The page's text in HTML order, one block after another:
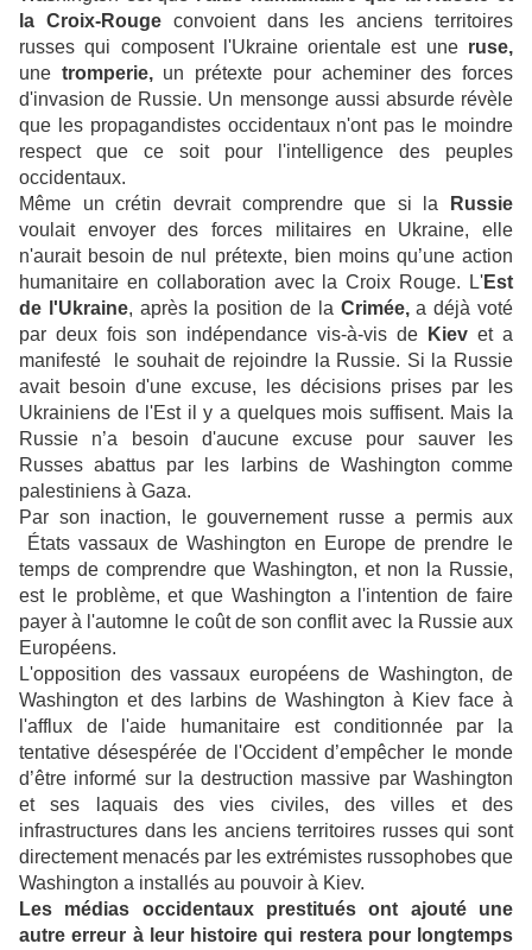
la Croix-Rougeconvoient dans les anciens territoires
russes qui composent l'Ukraine orientale est une ruse,
une tromperie,un prétexte pour acheminer des forces
d'invasion de Russie. Un mensonge aussi absurde révèle
que les propagandistes occidentaux n'ont pas le moindre
respect que ce soit pour l'intelligence des peuples
occidentaux.
Même un crétin devrait comprendre que si la
Russie
voulait envoyer des forces militaires en Ukraine, elle
n'aurait besoin de nul prétexte, bien moins qu’une action
humanitaire en collaboration avec la Croix Rouge. L'Est
de l'Ukraine, après la position de la Crimée,a déjà voté
par deux fois son indépendance vis-à-vis de
Kiev et a
manifesté le souhait de rejoindre la Russie. Si la Russie
avait besoin d'une excuse, les décisions prises par les
Ukrainiens de l'Est il y a quelques mois suffisent. Mais la
Russie n’a besoin d'aucune excuse pour sauver les
Russes abattus par les larbins de Washington comme
palestiniens à Gaza.
Par son inaction, le gouvernement russe a permis aux
États vassaux de Washington en Europe de prendre le
temps de comprendre que Washington, et non la Russie,
est le problème, et que Washington a l'intention de faire
payer à l'automne le coût de son conflit avec la Russie aux
Européens.
L'opposition des vassaux européens de Washington, de
Washington et des larbins de Washington à Kiev face à
l'afflux de l'aide humanitaire est conditionnée par la
tentative désespérée de l'Occident d’empêcher le monde
d’être informé sur la destruction massive par Washington
et ses laquais des vies civiles, des villes et des
infrastructures dans les anciens territoires russes qui sont
directement menacés par les extrémistes russophobes que
Washington a installés au pouvoir à Kiev.
Les médias occidentaux prestitués ont ajouté une
autre erreur à leur histoire qui restera pour longtemps